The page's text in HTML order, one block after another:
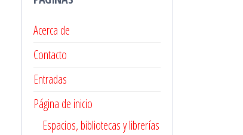
Acerca de
Contacto
Entradas
Página de inicio
Espacios, bibliotecas y librerías